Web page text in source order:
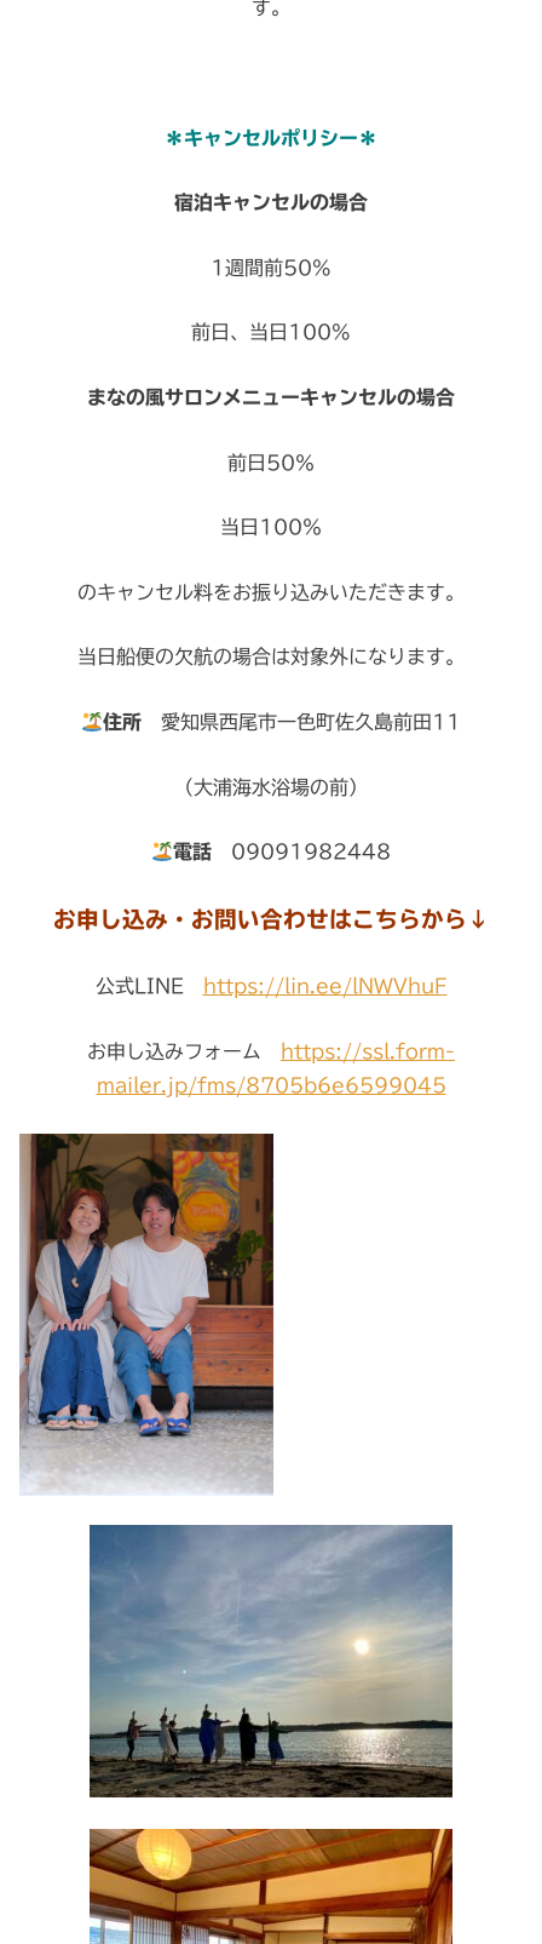
す。
＊キャンセルポリシー＊
宿泊キャンセルの場合
1週間前50%
前日、当日100%
まなの風サロンメニューキャンセルの場合
前日50％
当日100％
のキャンセル料をお振り込みいただきます。
当日船便の欠航の場合は対象外になります。
住所 愛知県西尾市一色町佐久島前田11
（大浦海水浴場の前）
電話 09091982448
お申し込み・お問い合わせはこちらから↓
公式LINE https://lin.ee/lNWVhuF
お申し込みフォーム
https://ssl.form-
mailer.jp/fms/8705b6e6599045